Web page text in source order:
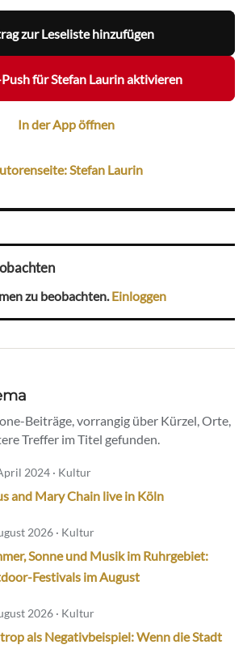
zur Leseliste hinzufügen
für Stefan Laurin aktivieren
In der App öffnen
Stefan Laurin
zu beobachten.Einloggen
Beiträge, vorrangig über Kürzel, Orte,
Treffer im Titel gefunden.
2024 · Kultur
and Mary Chain live in Köln
2026 · Kultur
Sonne und Musik im Ruhrgebiet:
Festivals im August
2026 · Kultur
als Negativbeispiel: Wenn die Stadt